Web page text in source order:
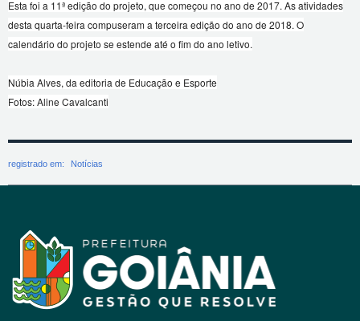
Esta foi a 11ª edição do projeto, que começou no ano de 2017. As atividades
desta quarta-feira compuseram a terceira edição do ano de 2018. O
calendário do projeto se estende até o fim do ano letivo.
Núbia Alves, da editoria de Educação e Esporte
Fotos: Aline Cavalcanti
registrado em: Notícias